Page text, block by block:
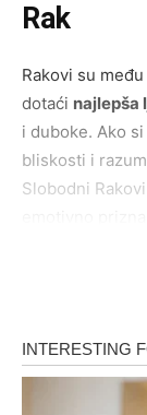
Rak
Rakovi su
dotaći najlepša
i duboke. Ako
bliskosti i
Slobodni
je ljubav koja
Ljubav ti u
i sjaj. Ako si u